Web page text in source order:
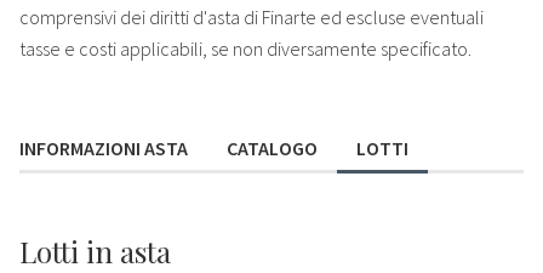
comprensivi dei diritti d'asta di Finarte ed escluse eventuali
tasse e costi applicabili, se non diversamente specificato.
INFORMAZIONI ASTA CATALOGO LOTTI
Lotti in asta